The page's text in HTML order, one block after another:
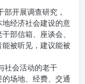
部开展调查研究，
经济社会建设的意
部信箱、座谈会、
被听见，建议能被
社会活动的老干
场地、经费、交通